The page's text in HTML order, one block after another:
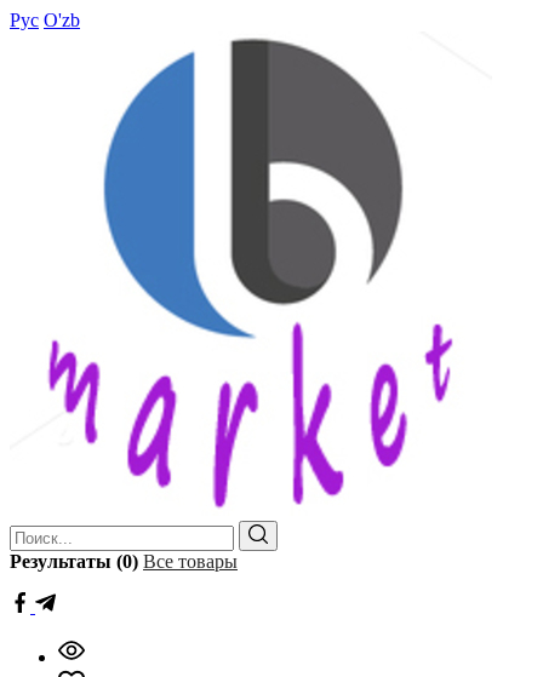
Рус O'zb
Результаты (0) Все товары